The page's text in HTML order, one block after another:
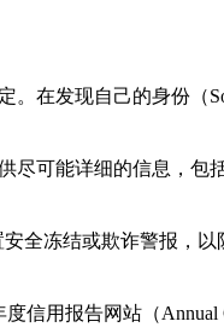
在发现自己的身份（
尽可能详细的信息，包
全冻结或欺诈警报，以
信用报告网站（Annual